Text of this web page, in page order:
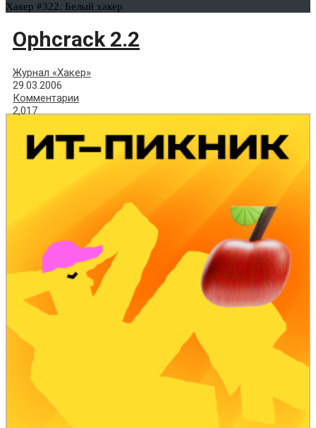
Хакер #322. Белый хакер
Ophcrack 2.2
Журнал «Хакер»
29.03.2006
Комментарии
2,017